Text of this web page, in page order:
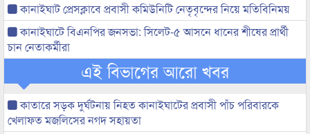
কানাইঘাট প্রেসক্লাবে প্রবাসী কমিউনিটি নেতৃবৃন্দের নিয়ে মতিবিনিময়
কানাইঘাটে বিএনপির জনসভা: সিলেট-৫ আসনে ধানের শীষের প্রার্থী
চান নেতাকর্মীরা
এই বিভাগের আরো খবর
কাতারে সড়ক দুর্ঘটনায় নিহত কানাইঘাটের প্রবাসী পাঁচ পরিবারকে
খেলাফত মজলিসের নগদ সহায়তা